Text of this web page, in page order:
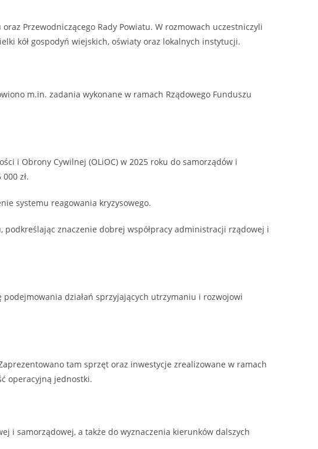
Przewodniczącego Rady Powiatu. W rozmowach uczestniczyli
kół gospodyń wiejskich, oświaty oraz lokalnych instytucji.
m.in. zadania wykonane w ramach Rządowego Funduszu
i Obrony Cywilnej (OLiOC) w 2025 roku do samorządów i
zł.
systemu reagowania kryzysowego.
podkreślając znaczenie dobrej współpracy administracji rządowej i
działań sprzyjających utrzymaniu i rozwojowi
tam sprzęt oraz inwestycje zrealizowane w ramach
operacyjną jednostki.
i samorządowej, a także do wyznaczenia kierunków dalszych